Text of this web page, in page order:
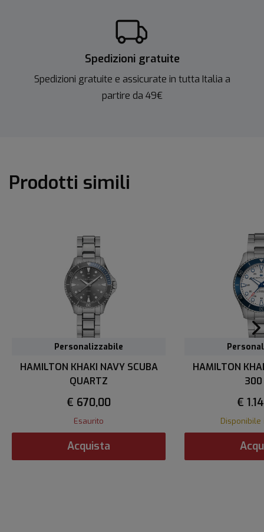
Spedizioni gratuite
Spedizioni gratuite e assicurate in tutta Italia a
partire da 49€
Prodotti simili
Personalizzabile
HAMILTON KHAKI NAVY SCUBA
QUARTZ
€ 670,00
Esaurito
Acquista
HAMILTON
€
Disponibile